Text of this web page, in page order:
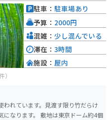
イクでツーリングするのに最適な
の特産品を新鮮な状態で購入する
的な建造物も多く残されています。
ろ満載です。
）
れています。見渡す限り竹だらけ
になります。 敷地は東京ドーム約4個
駐車： 駐車場あり
予算： 2000円
混雑： 少し混んでいる
滞在： 3時間
施設： 屋内